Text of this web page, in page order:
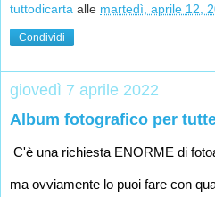
tuttodicarta alle martedì, aprile 12,
Condividi
giovedì 7 aprile 2022
Album fotografico per
C'è una richiesta ENORME di
ma ovviamente lo puoi fare con